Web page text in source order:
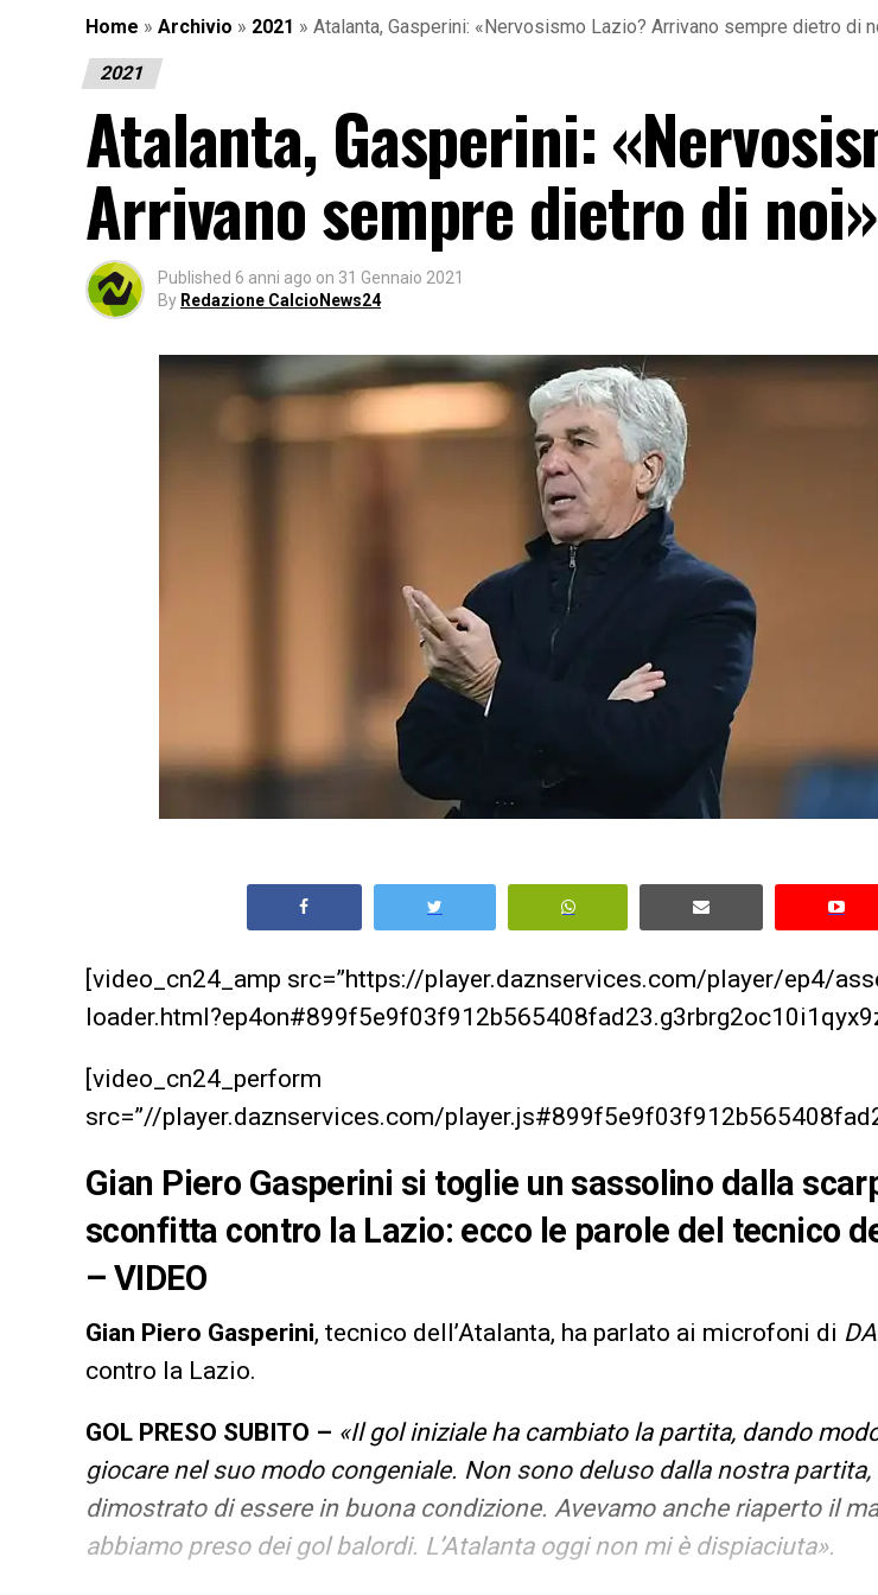
Home » Archivio » 2021 » Atalanta, Gasperini: «Nervosismo Lazio? Arrivano sempre dietro di
2021
Atalanta, Gasperini:
Arrivano sempre dietro di
Published 6 anni ago on 31 Gennaio 2021
By Redazione CalcioNews24
[video_cn24_amp src=”https://player.daznservices.com/player/ep4/
[video_cn24_perform
src=”//player.daznservices.com/
Gian Piero Gasperini si toglie un sassolino dalla
sconfitta contro la Lazio: ecco le parole del tecnico
– VIDEO
Gian Piero Gasperini, tecnico dell’Atalanta, ha parlato ai microfoni di
contro la Lazio.
GOL PRESO SUBITO – «Il gol iniziale ha cambiato la partita, dando
giocare nel suo modo congeniale. Non sono deluso dalla nostra partita,
dimostrato di essere in buona condizione. Avevamo anche riaperto il
abbiamo preso dei gol balordi. L’Atalanta oggi non mi è dispiaciuta».